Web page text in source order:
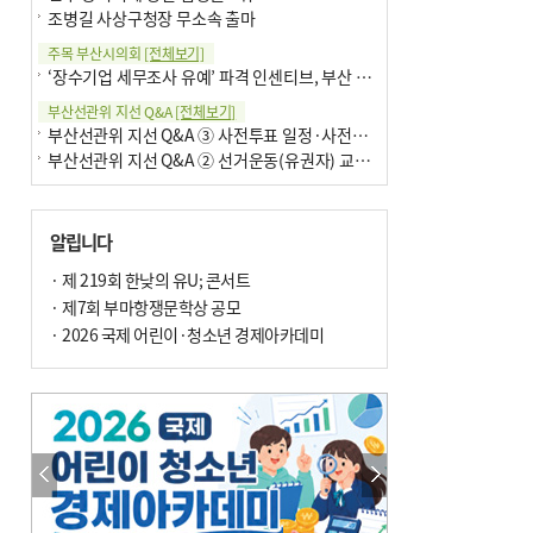
조병길 사상구청장 무소속 출마
주목 부산시의회 [전체보기]
‘장수기업 세무조사 유예’ 파격 인센티브, 부산 유출 막을까
부산선관위 지선 Q&A[전체보기]
부산선관위 지선 Q&A ③ 사전투표 일정·사전투표함 보관
부산선관위 지선 Q&A ② 선거운동(유권자) 교육감투표용지
알립니다
· 제 219회 한낮의 유U; 콘서트
· 제7회 부마항쟁문학상 공모
· 2026 국제 어린이·청소년 경제아카데미